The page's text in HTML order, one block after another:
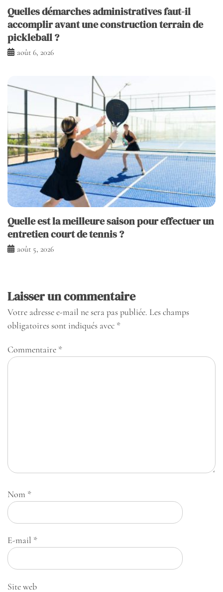
Quelles démarches administratives faut-il
accomplir avant une construction terrain de
pickleball ?
août 6, 2026
Quelle est la meilleure saison pour effectuer un
entretien court de tennis ?
août 5, 2026
Laisser un commentaire
Votre adresse e-mail ne sera pas publiée. Les champs
obligatoires sont indiqués avec *
Commentaire *
Nom *
E-mail *
Site web